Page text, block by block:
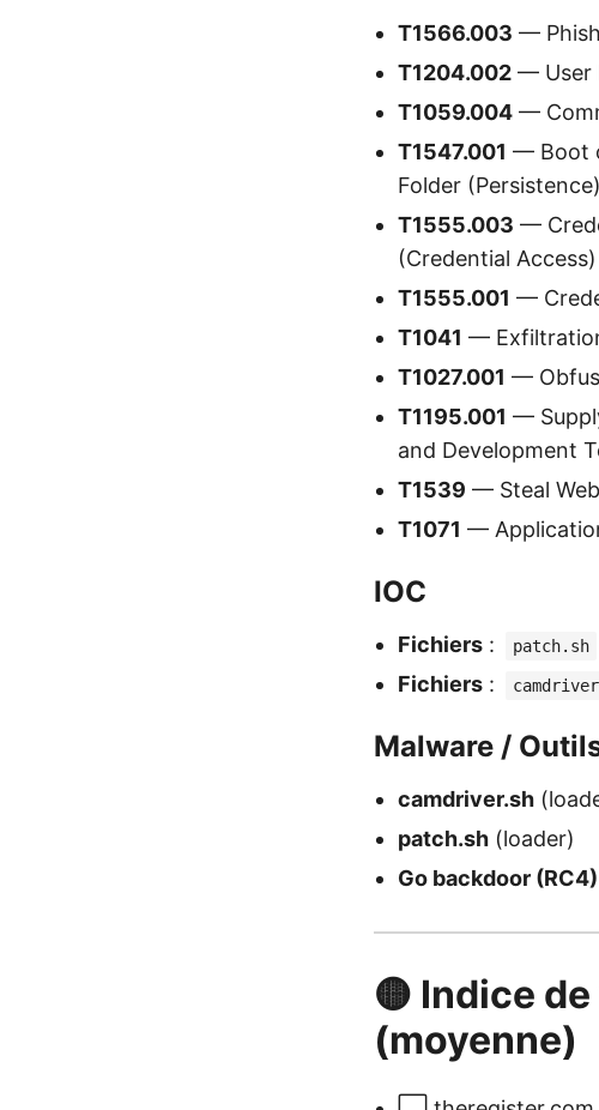
T1566.003 —
T1204.002 — User
T1059.004 —
T1547.001 — Boot
Folder (Persistence)
T1555.003 —
(Credential Access)
T1555.001 —
T1041 —
T1027.001 —
T1195.001 —
and Development
T1539 — Steal
T1071 —
IOC
Fichiers : patch.sh
Fichiers :
Malware /
camdriver.sh
patch.sh (loader)
Go backdoor (RC4)
🟡 Indice
(moyenne)